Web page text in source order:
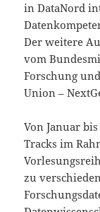
in DataNord
Der weitere
vom
Forschung
Union –
Von Januar
Tracks im
zu